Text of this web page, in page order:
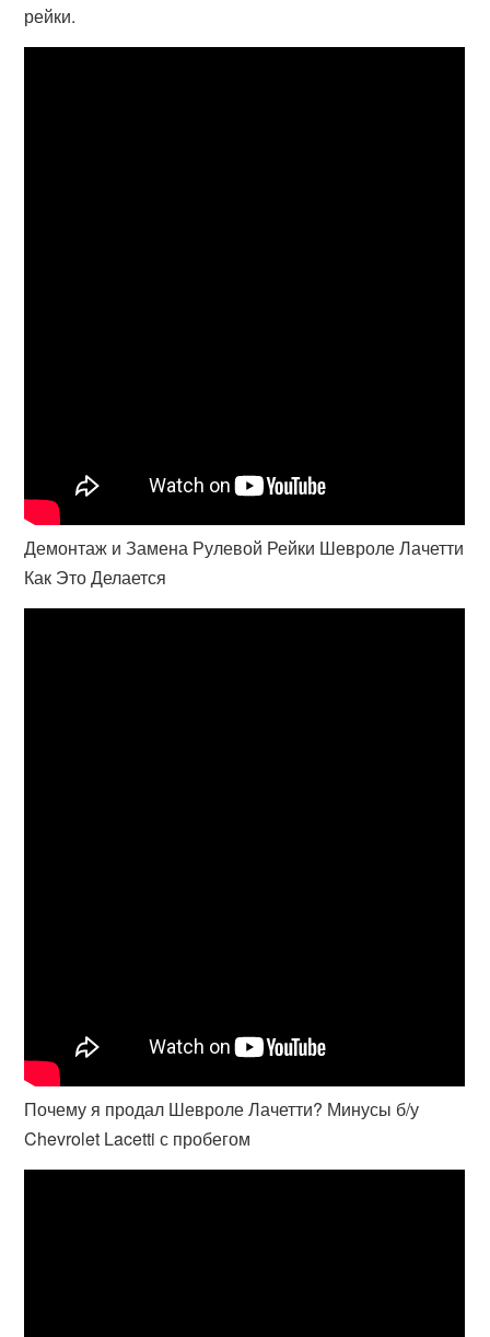
рейки.
Демонтаж и Замена Рулевой Рейки Шевроле Лачетти
Как Это Делается
Почему я продал Шевроле Лачетти? Минусы б/у
Chevrolet Lacetti с пробегом